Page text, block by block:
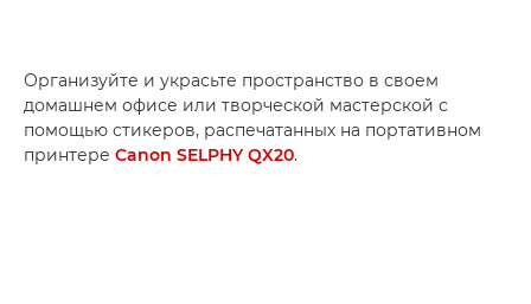
Организуйте и украсьте пространство в своем
домашнем офисе или творческой мастерской с
помощью стикеров, распечатанных на портативном
принтере Canon SELPHY QX20.